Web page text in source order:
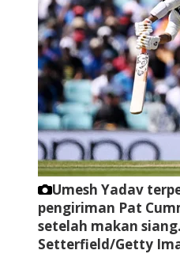
Umesh Yadav
pengiriman Pat
setelah makan siang.
Setterfield/Getty